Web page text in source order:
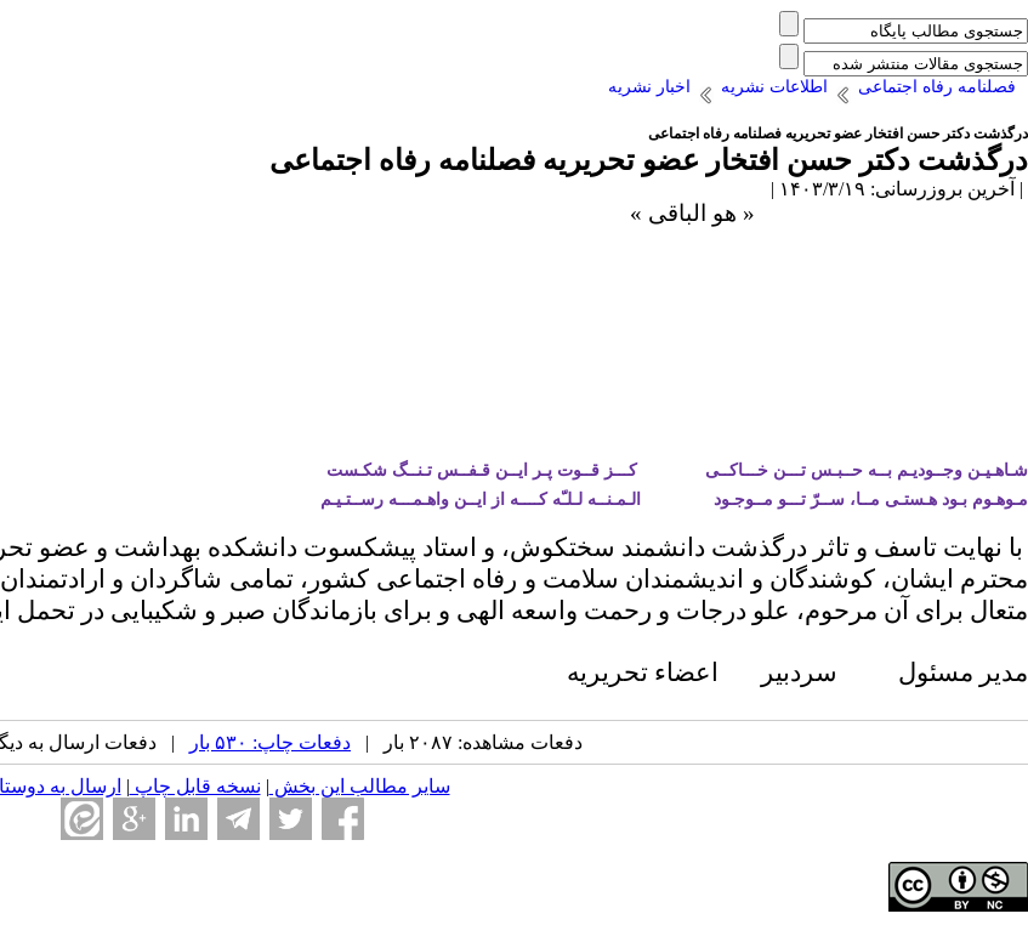
فصلنامه رفاه اجتماعی اطلاعات نشریه اخبار نشریه
درگذشت دکتر حسن افتخار عضو تحریریه فصلنامه رفاه اجتماعی
درگذشت دکتر حسن افتخار عضو تحریریه فصلنامه رفاه اجتماعی
| آخرین بروزرسانی: ۱۴۰۳/۳/۱۹ |
« هو الباقی »
شـاهـیـن وجــودیـم بــه حــبـس تـــن خـــاکــی کـــز قــوت پـر ایــن قـفــس تـنــگ شکـست
مـوهـوم بـود هـستـی مــا، ســرّ تـــو مــوجـود الـمـنــه لـلـّه کــــه از ایــن واهـمـــه رســتـیـم
با نهایت تاسف و تاثر درگذشت دانشمند سختکوش، و استاد پیشکسوت دانشکده بهداشت و عضو
محترم ایشان، کوشندگان و اندیشمندان سلامت و رفاه اجتماعی کشور، تمامی شاگردان و
متعال برای آن مرحوم، علو درجات و رحمت واسعه الهی و برای بازماندگان صبر و شکیبایی در تحمل
مدیر مسئول سردبیر اعضاء تحریریه
دفعات مشاهده: ۲۰۸۷ بار | دفعات چاپ: ۵۳۰ بار | دفعات ارسال به دیگران:
سایر مطالب این بخش | نسخه قابل چاپ | ارسال به